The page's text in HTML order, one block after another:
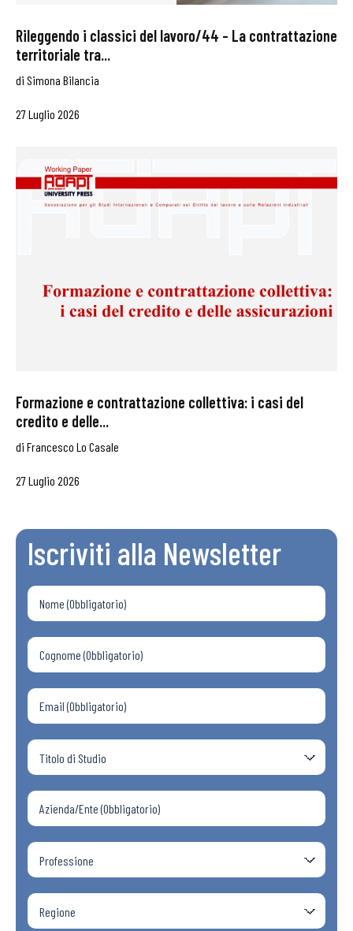
Rileggendo i classici del lavoro/44 – La contrattazione
territoriale tra...
di Simona Bilancia
27 Luglio 2026
Formazione e contrattazione collettiva: i casi del
credito e delle...
di Francesco Lo Casale
27 Luglio 2026
Iscriviti alla Newsletter